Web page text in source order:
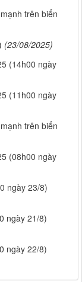
trên biển
(23/08/2025)
(14h00 ngày
(11h00 ngày
trên biển
(08h00 ngày
ngày 23/8)
ngày 21/8)
ngày 22/8)